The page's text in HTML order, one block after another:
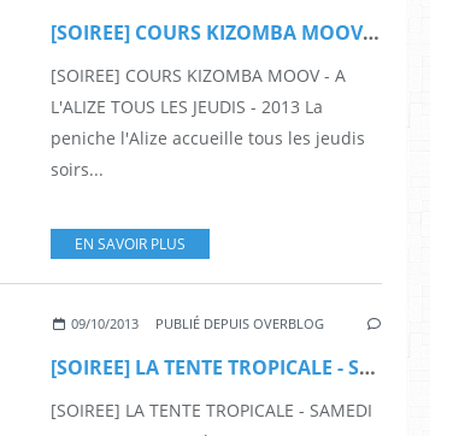
[SOIREE] COURS KIZOMBA MOOV - A L'ALIZE TOUS LES JEUDIS - 2013
[SOIREE] COURS KIZOMBA MOOV - A
L'ALIZE TOUS LES JEUDIS - 2013 La
peniche l'Alize accueille tous les jeudis
soirs...
EN SAVOIR PLUS
09/10/2013 PUBLIÉ DEPUIS OVERBLOG
[SOIREE] LA TENTE TROPICALE - SAMEDI 12 OCTOBRE DE 14h A L'AUBE A BONDOUFLE - 2013
[SOIREE] LA TENTE TROPICALE - SAMEDI